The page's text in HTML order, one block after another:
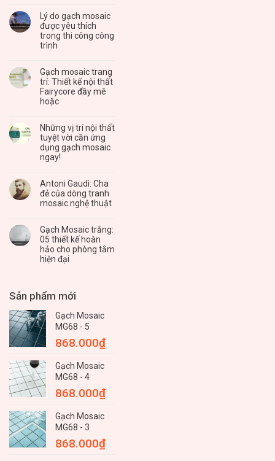
Lý do gạch mosaic
được yêu thích
trong thi công công
trình
Gạch mosaic trang
trí: Thiết kế nội thất
Fairycore đầy mê
hoặc
Những vị trí nội thất
tuyệt vời cần ứng
dụng gạch mosaic
ngay!
Antoni Gaudì: Cha
đẻ của dòng tranh
mosaic nghệ thuật
Gạch Mosaic trắng:
05 thiết kế hoàn
hảo cho phòng tắm
hiện đại
Sản phẩm mới
Gạch Mosaic
MG68 - 5
868.000₫
Gạch Mosaic
MG68 - 4
868.000₫
Gạch Mosaic
MG68 - 3
868.000₫